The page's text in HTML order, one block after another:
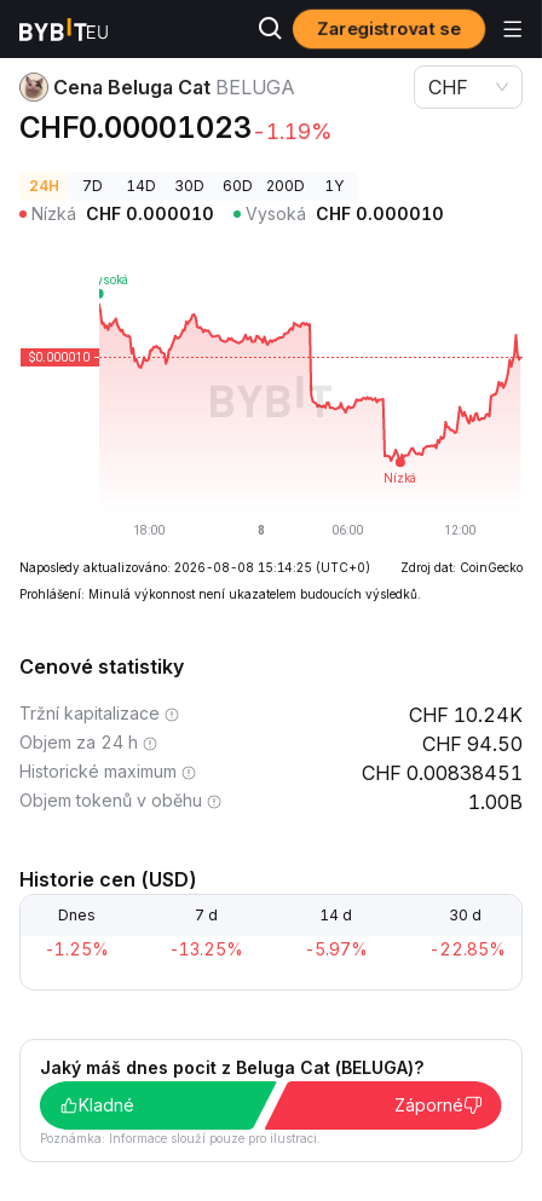
Zaregistrovat se
Ceny kryptoměn Cena Beluga Cat BELUGA
Cena Beluga Cat BELUGA
CHF0.00001023-1.19%
CHF
24H 7D 14D 30D 60D 200D 1Y
Nízká CHF 0.000010 Vysoká CHF 0.000010
Naposledy aktualizováno: 2026-08-08 15:14:25 (UTC+0)
Zdroj dat: CoinGecko
Prohlášení: Minulá výkonnost není ukazatelem budoucích výsledků.
Cenové statistiky
Tržní kapitalizace 10.24K
Objem za 24 h 94.50
Historické maximum 0.00838451
Objem tokenů v oběhu 1.00B
Historie cen (USD)
Dnes 7 d 14 d 30 d
-1.25% -13.25% -5.97% -22.85%
Jaký máš dnes pocit z Beluga Cat (BELUGA)?
Kladné
Záporné
Poznámka: Informace slouží pouze pro ilustraci.